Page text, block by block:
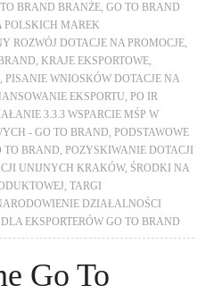
BRAND BRANŻE ,GO TO BRAND
POLSKICH MAREK
ROZWÓJ DOTACJE NA PROMOCJE
,KRAJE EKSPORTOWE
,PISANIE WNIOSKÓW DOTACJE NA
EKSPORTU ,PO IR
3.3.3 WSPARCIE MŚP W
- GO TO BRAND ,PODSTAWOWE
TO BRAND ,POZYSKIWANIE DOTACJI
UNIJNYCH KRAKÓW, ŚRODKI NA
,TARGI
DZIAŁALNOŚCI
EKSPORTERÓW GO TO BRAND
Go To